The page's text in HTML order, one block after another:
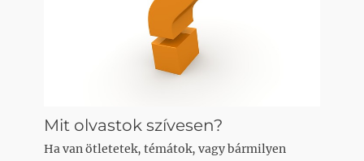
Mit olvastok szívesen?
Ha van ötletetek, témátok, vagy bármilyen